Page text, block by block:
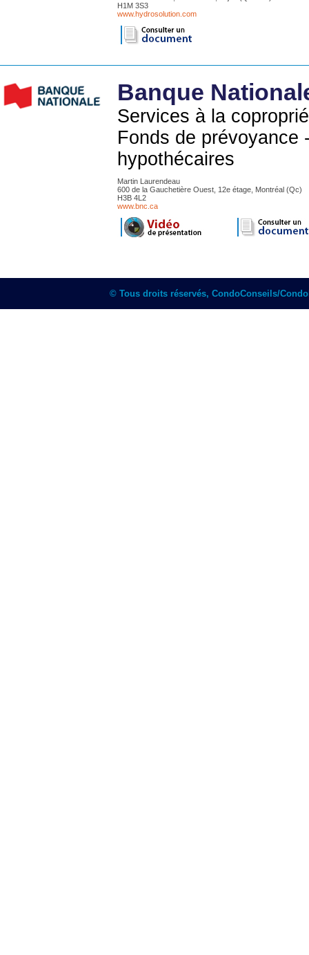
H1M 3S3
www.hydrosolution.com
Banque
Services à la
Fonds de prévoyance
hypothécaires
Martin Laurendeau
600 de la Gauchetière Ouest, 12e étage, Montréal (Qc)
H3B 4L2
www.bnc.ca
© Tous droits réservés, CondoConseils/